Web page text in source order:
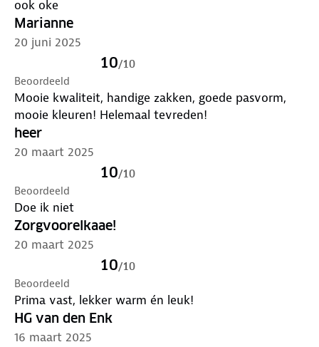
ook oke
Marianne
20 juni 2025
10/10
Beoordeeld
Mooie kwaliteit, handige zakken, goede pasvorm,
mooie kleuren! Helemaal tevreden!
heer
20 maart 2025
10/10
Beoordeeld
Doe ik niet
Zorgvoorelkaae!
20 maart 2025
10/10
Beoordeeld
Prima vast, lekker warm én leuk!
HG van den Enk
16 maart 2025